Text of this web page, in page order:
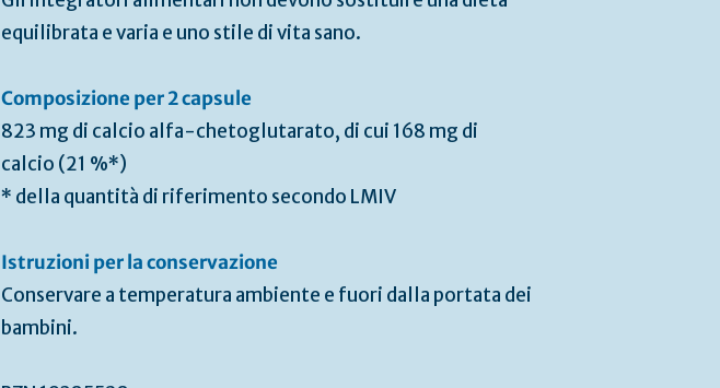
equilibrata e varia e uno stile di vita sano.
Composizione per 2 capsule
823 mg di calcio alfa-chetoglutarato, di cui 168 mg di
calcio (21 %*)
* della quantità di riferimento secondo LMIV
Istruzioni per la conservazione
Conservare a temperatura ambiente e fuori dalla portata dei
bambini.